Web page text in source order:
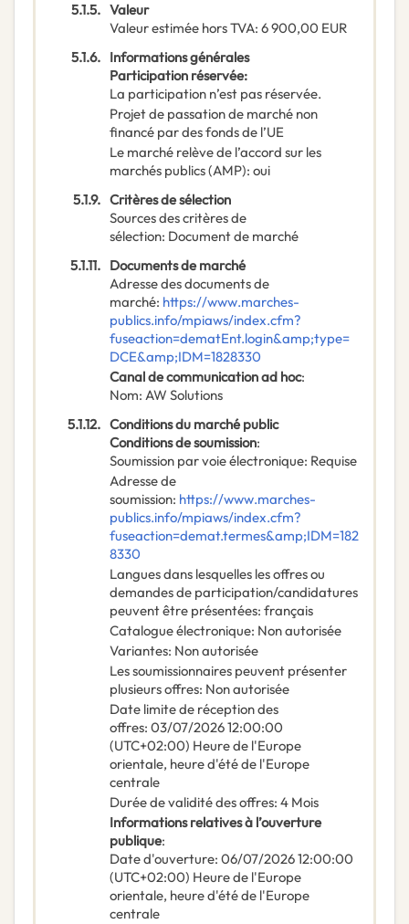
5.1.5. Valeur
Valeur estimée hors TVA: 6 900,00 EUR
5.1.6. Informations générales
Participation réservée:
La participation n’est pas réservée.
Projet de passation de marché non
financé par des fonds de l’UE
Le marché relève de l’accord sur les
marchés publics (AMP): oui
5.1.9. Critères de sélection
Sources des critères de
sélection: Document de marché
5.1.11. Documents de marché
Adresse des documents de
marché: https://www.marches-
publics.info/mpiaws/index.cfm?
fuseaction=dematEnt.login&amp;type=
DCE&amp;IDM=1828330
Canal de communication ad hoc:
Nom: AW Solutions
5.1.12. Conditions du marché public
Conditions de soumission:
Soumission par voie électronique: Requise
Adresse de
soumission: https://www.marches-
publics.info/mpiaws/index.cfm?
fuseaction=demat.termes&amp;IDM=182
8330
Langues dans lesquelles les offres ou
demandes de participation/candidatures
peuvent être présentées: français
Catalogue électronique: Non autorisée
Variantes: Non autorisée
Les soumissionnaires peuvent présenter
plusieurs offres: Non autorisée
Date limite de réception des
offres: 03/07/202612:00:00
(UTC+02:00) Heure de l'Europe
orientale, heure d'été de l'Europe
centrale
Durée de validité des offres: 4 Mois
Informations relatives à l’ouverture
publique:
Date d'ouverture: 06/07/202612:00:00
(UTC+02:00) Heure de l'Europe
orientale, heure d'été de l'Europe
centrale